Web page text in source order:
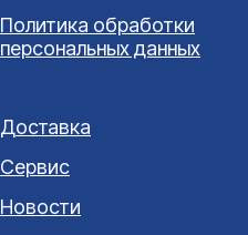
Политика обработки
персональных данных
Доставка
Сервис
Новости